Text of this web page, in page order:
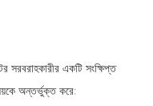
সরবরাহকারীর একটি সংক্ষিপ্ত
অন্তর্ভুক্ত করে: